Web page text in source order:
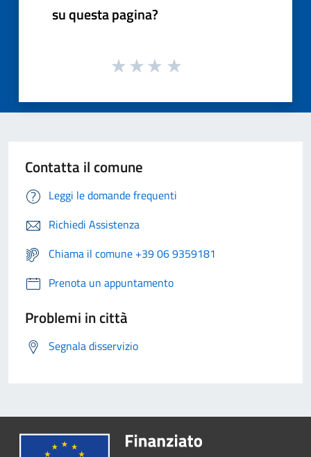
su questa pagina?
Contatta il comune
Leggi le domande frequenti
Richiedi Assistenza
Chiama il comune +39 06 9359181
Prenota un appuntamento
Problemi in città
Segnala disservizio